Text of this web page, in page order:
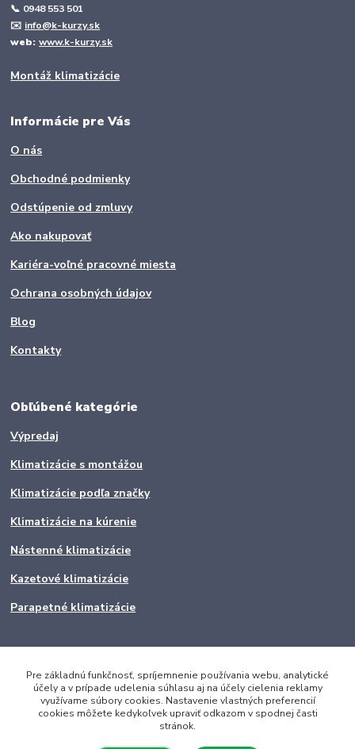
📞 0948 553 501
✉️ info@k-kurzy.sk
web:www.k-kurzy.sk
Montáž klimatizácie
Informácie pre Vás
O nás
Obchodné podmienky
Odstúpenie od zmluvy
Ako nakupovať
Kariéra-voľné pracovné miesta
Ochrana osobných údajov
Blog
Kontakty
Obľúbené kategórie
Výpredaj
Klimatizácie s montážou
Klimatizácie podľa značky
Klimatizácie na kúrenie
Nástenné klimatizácie
Kazetové klimatizácie
Parapetné klimatizácie
Pre základnú funkčnosť, spríjemnenie používania webu, analytické
účely a v prípade udelenia súhlasu aj na účely cielenia reklamy
využívame súbory cookies. Nastavenie vlastných preferencií
cookies môžete kedykoľvek upraviť odkazom v spodnej časti
stránok.